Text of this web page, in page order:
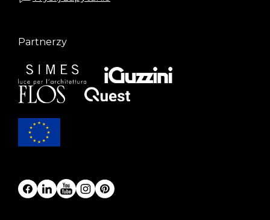
Partnerzy